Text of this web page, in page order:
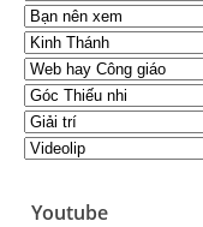
Youtube